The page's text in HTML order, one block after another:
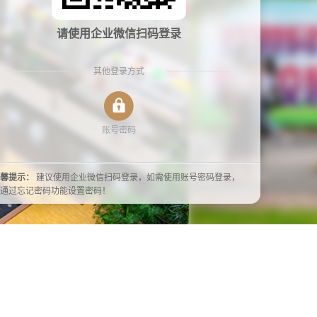
请使用企业微信扫码登录
其他登录方式
账号密码
提示：
建议使用企业微信扫码登录，如需使用账号密码登录，
过忘记密码功能设置密码！